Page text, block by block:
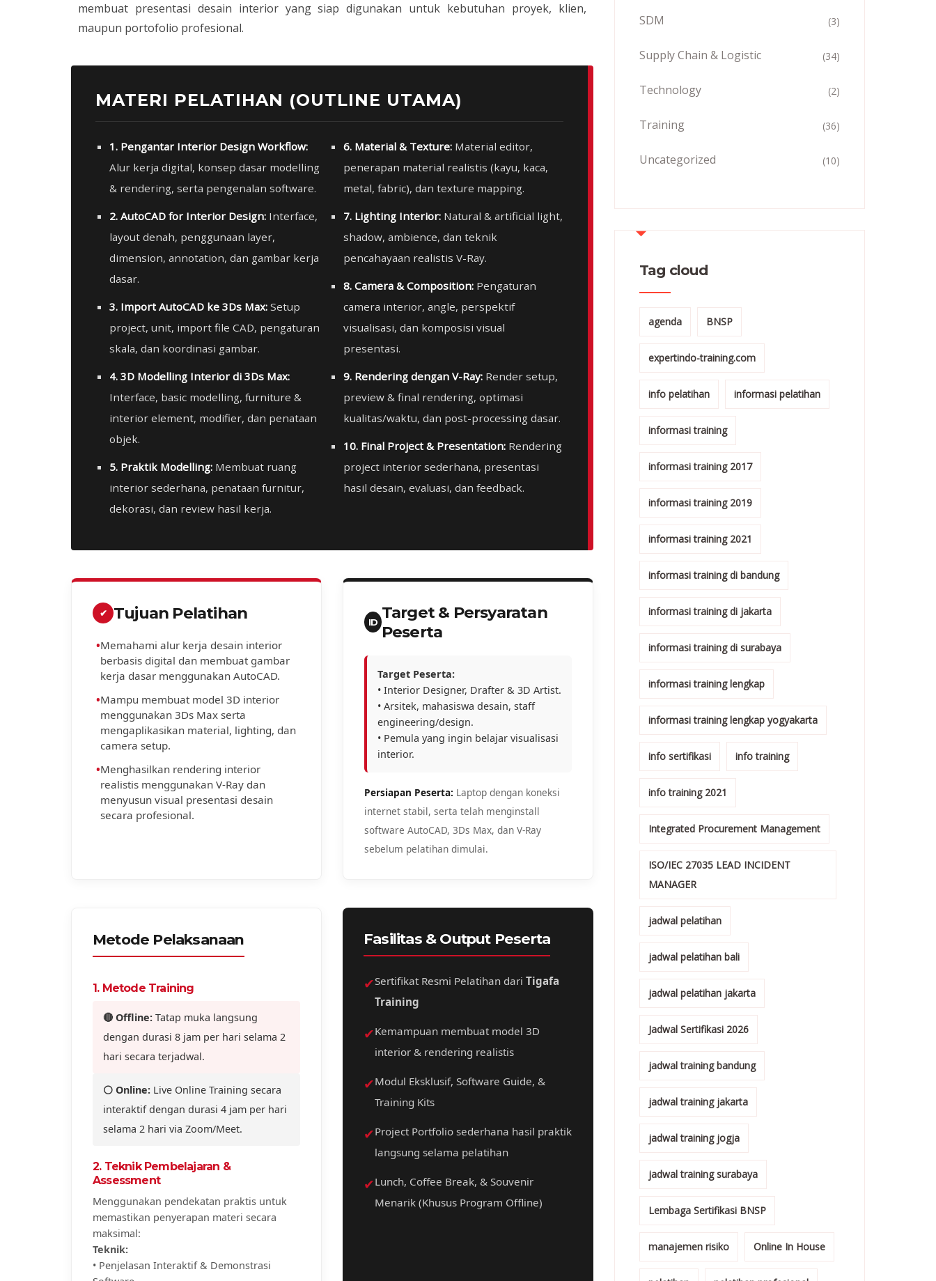
membuat presentasi desain interior yang siap digunakan untuk kebutuhan proyek, klien,
maupun portofolio profesional.
MATERI PELATIHAN (OUTLINE UTAMA)
1. Pengantar Interior Design Workflow:
Alur kerja digital, konsep dasar modelling
& rendering, serta pengenalan software.
2. AutoCAD for Interior Design: Interface,
layout denah, penggunaan layer,
dimension, annotation, dan gambar kerja
dasar.
3. Import AutoCAD ke 3Ds Max: Setup
project, unit, import file CAD, pengaturan
skala, dan koordinasi gambar.
4. 3D Modelling Interior di 3Ds Max:
Interface, basic modelling, furniture &
interior element, modifier, dan penataan
objek.
5. Praktik Modelling: Membuat ruang
interior sederhana, penataan furnitur,
dekorasi, dan review hasil kerja.
6. Material & Texture: Material editor,
penerapan material realistis (kayu, kaca,
metal, fabric), dan texture mapping.
7. Lighting Interior: Natural & artificial light,
shadow, ambience, dan teknik
pencahayaan realistis V-Ray.
8. Camera & Composition: Pengaturan
camera interior, angle, perspektif
visualisasi, dan komposisi visual
presentasi.
9. Rendering dengan V-Ray: Render setup,
preview & final rendering, optimasi
kualitas/waktu, dan post-processing dasar.
10. Final Project & Presentation: Rendering
project interior sederhana, presentasi
hasil desain, evaluasi, dan feedback.
✔ Tujuan Pelatihan
•Memahami alur kerja desain interior
berbasis digital dan membuat gambar
kerja dasar menggunakan AutoCAD.
•Mampu membuat model 3D interior
menggunakan 3Ds Max serta
mengaplikasikan material, lighting, dan
camera setup.
•Menghasilkan rendering interior
realistis menggunakan V-Ray dan
menyusun visual presentasi desain
secara profesional.
ID Target & Persyaratan
Peserta
Target Peserta:
• Interior Designer, Drafter & 3D Artist.
• Arsitek, mahasiswa desain, staff
engineering/design.
• Pemula yang ingin belajar visualisasi
interior.
Persiapan Peserta: Laptop dengan koneksi
internet stabil, serta telah menginstall
software AutoCAD, 3Ds Max, dan V-Ray
sebelum pelatihan dimulai.
Metode Pelaksanaan
1. Metode Training
🔴 Offline: Tatap muka langsung
dengan durasi 8 jam per hari selama 2
hari secara terjadwal.
⚪ Online: Live Online Training secara
interaktif dengan durasi 4 jam per hari
selama 2 hari via Zoom/Meet.
2. Teknik Pembelajaran &
Assessment
Menggunakan pendekatan praktis untuk
memastikan penyerapan materi secara
maksimal:
Teknik:
• Penjelasan Interaktif & Demonstrasi
Fasilitas & Output Peserta
✔Sertifikat Resmi Pelatihan dari Tigafa
Training
✔Kemampuan membuat model 3D
interior & rendering realistis
✔Modul Eksklusif, Software Guide, &
Training Kits
✔Project Portfolio sederhana hasil praktik
langsung selama pelatihan
✔Lunch, Coffee Break, & Souvenir
Menarik (Khusus Program Offline)
SDM (3)
Supply Chain & Logistic (34)
Technology (2)
Training (36)
Uncategorized (10)
Tag cloud
agenda BNSP
expertindo-training.com
info pelatihan informasi pelatihan
informasi training
informasi training 2017
informasi training 2019
informasi training 2021
informasi training di bandung
informasi training di jakarta
informasi training di surabaya
informasi training lengkap
informasi training lengkap yogyakarta
info sertifikasi info training
info training 2021
Integrated Procurement Management
ISO/IEC 27035 LEAD INCIDENT
MANAGER
jadwal pelatihan
jadwal pelatihan bali
jadwal pelatihan jakarta
Jadwal Sertifikasi 2026
jadwal training bandung
jadwal training jakarta
jadwal training jogja
jadwal training surabaya
Lembaga Sertifikasi BNSP
manajemen risiko Online In House